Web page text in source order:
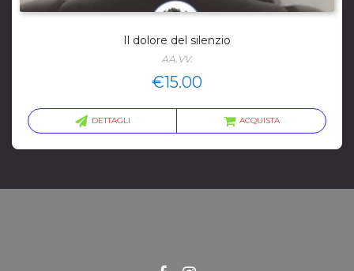
Il dolore del silenzio
AA.VV.
€15.00
DETTAGLI ACQUISTA